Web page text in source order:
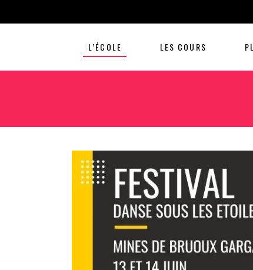
L’ÉCOLE LES COURS